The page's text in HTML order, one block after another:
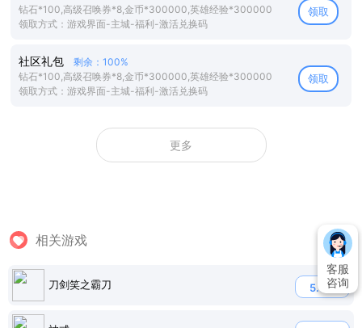
钻石*100,高级召唤券*8,金币*300000,英雄经验*300000
领取方式：游戏界面-主城-福利-激活兑换码
领取
社区礼包
剩余：100%
钻石*100,高级召唤券*8,金币*300000,英雄经验*300000
领取方式：游戏界面-主城-福利-激活兑换码
领取
更多
相关游戏
刀剑笑之霸刀 5.5折
客服
咨询